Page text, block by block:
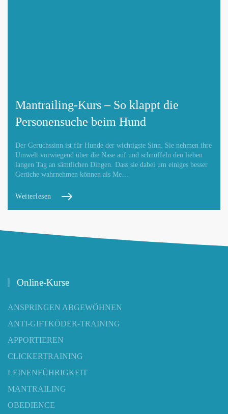
Mantrailing-Kurs – So klappt die
Personensuche beim Hund
Der Geruchssinn ist für Hunde der wichtigste Sinn. Sie nehmen ihre
Umwelt vorwiegend über die Nase auf und schnüffeln den lieben
langen Tag an sämtlichen Dingen. Dass sie dabei um einiges besser
Gerüche wahrnehmen können als Me…
Weiterlesen
Online-Kurse
ANSPRINGEN ABGEWÖHNEN
ANTI-GIFTKÖDER-TRAINING
APPORTIEREN
CLICKERTRAINING
LEINENFÜHRIGKEIT
MANTRAILING
OBEDIENCE